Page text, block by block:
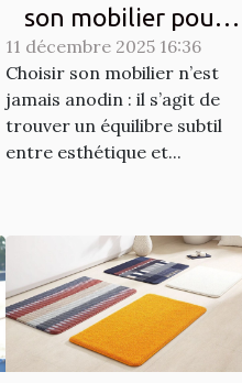
son mobilier pour
allier esthétique et
durabilité?
11 décembre 2025 16:36
Choisir son mobilier n’est
jamais anodin : il s’agit de
trouver un équilibre subtil
entre esthétique et...